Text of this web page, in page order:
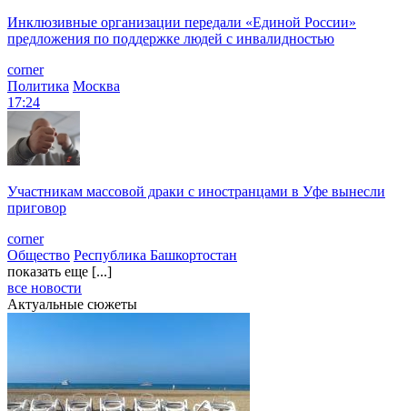
Инклюзивные организации передали «Единой России»
предложения по поддержке людей с инвалидностью
corner
Политика Москва
17:24
Участникам массовой драки с иностранцами в Уфе вынесли
приговор
corner
Общество Республика Башкортостан
показать еще [...]
все новости
Актуальные сюжеты